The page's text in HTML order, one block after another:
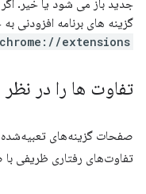
جدید باز می شود یا خیر.
گزینه های برنامه افزودنی
chrome://extensions
تفاوت ها را در نظر
صفحات گزینه‌های تعبیه‌شده
تفاوت‌های رفتاری ظریفی با